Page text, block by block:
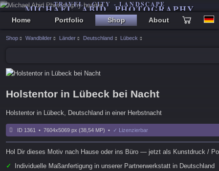
MICHAEL ABID PHOTOGRAPHY
TRAVEL - CITY - LANDSCAPE
Home Portfolio Shop About
Shop Wandbilder Länder Deutschland Lübeck
Holstentor in Lübeck bei Nacht
Holstentor in Lübeck, Deutschland in einer Herbstnacht
ID 1361 • 7604x5069 px (38,54 MP) • ✓ Lizenzierbar
Hol Dir dieses Motiv nach Hause oder ins Büro — jetzt als Kunstdruck /
✓
Individuelle Maßanfertigung in unserer Partnerwerkstatt in Deutschland